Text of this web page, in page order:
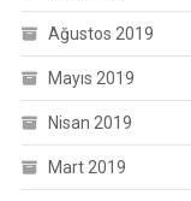
Ağustos 2019
Mayıs 2019
Nisan 2019
Mart 2019